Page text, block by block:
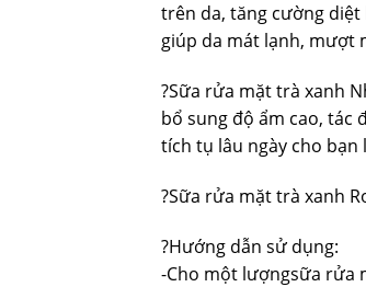
trên da, tăng cường
giúp da mát lạnh, mượt
?Sữa rửa mặt trà xanh
bổ sung độ ẩm cao, tác
tích tụ lâu ngày cho bạn
?Sữa rửa mặt trà xanh
?Hướng dẫn sử dụng:
-Cho một lượngsữa rửa